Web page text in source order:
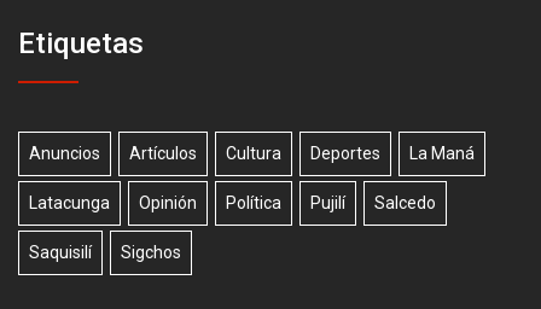
Etiquetas
Anuncios Artículos Cultura Deportes La Maná
Latacunga Opinión Política Pujilí Salcedo
Saquisilí Sigchos